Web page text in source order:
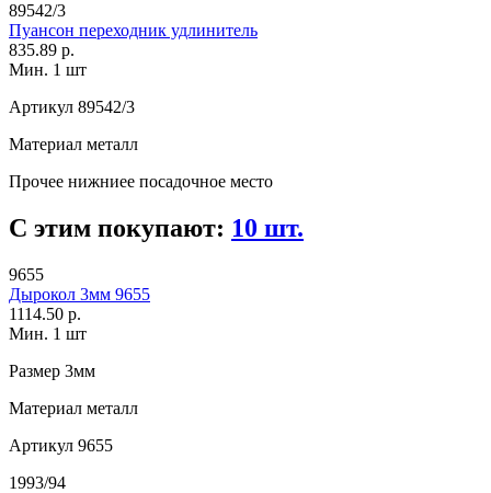
89542/3
Пуансон переходник удлинитель
835.89 р.
Мин. 1 шт
Артикул 89542/3
Материал металл
Прочее нижниее посадочное место
С этим покупают: 10 шт.
9655
Дырокол 3мм 9655
1114.50 р.
Мин. 1 шт
Размер 3мм
Материал металл
Артикул 9655
1993/94